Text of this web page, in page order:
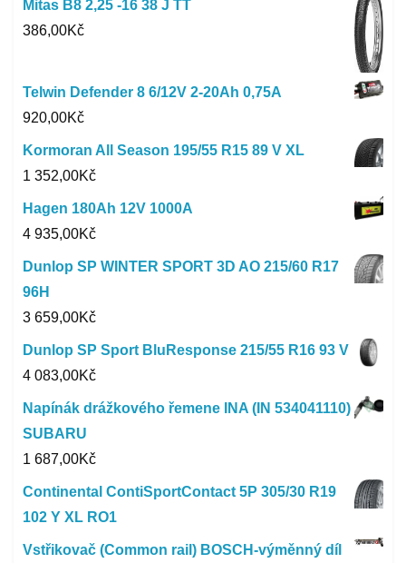
Mitas B8 2,25 -16 38 J TT
386,00Kč
Telwin Defender 8 6/12V 2-20Ah 0,75A
920,00Kč
Kormoran All Season 195/55 R15 89 V XL
1 352,00Kč
Hagen 180Ah 12V 1000A
4 935,00Kč
Dunlop SP WINTER SPORT 3D AO 215/60 R17
96H
3 659,00Kč
Dunlop SP Sport BluResponse 215/55 R16 93 V
4 083,00Kč
Napínák drážkového řemene INA (IN 534041110)
SUBARU
1 687,00Kč
Continental ContiSportContact 5P 305/30 R19
102 Y XL RO1
Vstřikovač (Common rail) BOSCH-výměnný díl